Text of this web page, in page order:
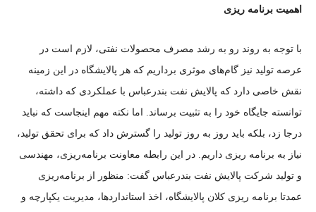
اهمیت برنامه ریزی
با توجه به روند رو به رشد مصرف محصولات نفتی، لازم است در
عرصه تولید نیز گام‌های موثری برداریم که هر پالایشگاه در این زمینه
نقش خاصی دارد که پالایش نفت بندرعباس با عملکردی که داشته،
توانسته جایگاه خود را به تثبیت برساند. اما نکته مهم اینجاست که نباید
درجا زد، بلکه باید روز به روز تولید را گسترش داد که برای تحقق تولید،
نیاز به برنامه ریزی داریم. در این رابطه معاونت برنامه‌ریزی، مهندسی
و تولید شرکت پالایش نفت بندرعباس گفت: منظور از برنامه‌‎‌ریزی
عمدتا برنامه ریزی کلان پالایشگاه، اخذ استانداردها، مدیریت یکپارچه و